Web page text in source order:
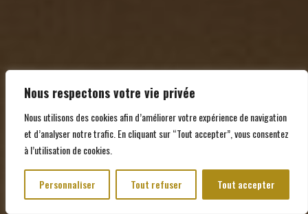
Nous respectons votre vie privée
Nous utilisons des cookies afin d’améliorer votre expérience de navigation
et d’analyser notre trafic. En cliquant sur “Tout accepter”, vous consentez
à l’utilisation de cookies.
Personnaliser Tout refuser Tout accepter